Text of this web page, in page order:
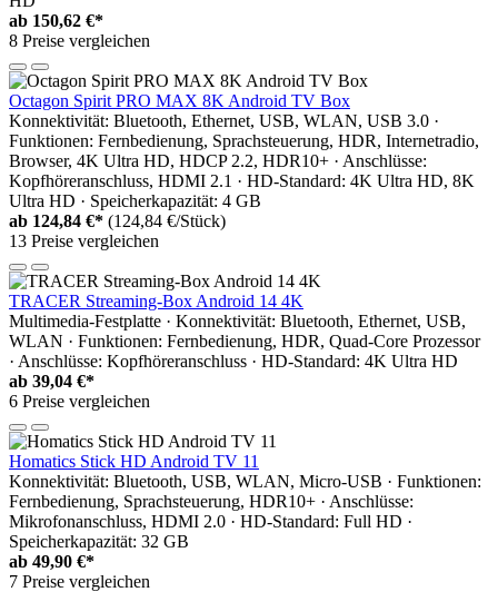
ab 150,62 €*
8 Preise vergleichen
Octagon Spirit PRO MAX 8K Android TV Box
Konnektivität: Bluetooth, Ethernet, USB, WLAN, USB 3.0 ·
Funktionen: Fernbedienung, Sprachsteuerung, HDR, Internetradio,
Browser, 4K Ultra HD, HDCP 2.2, HDR10+ · Anschlüsse:
Kopfhöreranschluss, HDMI 2.1 · HD-Standard: 4K Ultra HD, 8K
Ultra HD · Speicherkapazität: 4 GB
ab 124,84 €* (124,84 €/Stück)
13 Preise vergleichen
TRACER Streaming-Box Android 14 4K
Multimedia-Festplatte · Konnektivität: Bluetooth, Ethernet, USB,
WLAN · Funktionen: Fernbedienung, HDR, Quad-Core Prozessor
· Anschlüsse: Kopfhöreranschluss · HD-Standard: 4K Ultra HD
ab 39,04 €*
6 Preise vergleichen
Homatics Stick HD Android TV 11
Konnektivität: Bluetooth, USB, WLAN, Micro-USB · Funktionen:
Fernbedienung, Sprachsteuerung, HDR10+ · Anschlüsse:
Mikrofonanschluss, HDMI 2.0 · HD-Standard: Full HD ·
Speicherkapazität: 32 GB
ab 49,90 €*
7 Preise vergleichen